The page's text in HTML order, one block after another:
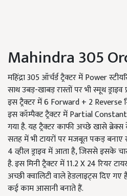
Mahindra 305
महिंद्रा 305 ऑर्चर्ड ट्रैक्टर में Power
साथ उबड़-खाबड़ रास्तों पर भी स्मूथ
इस ट्रैक्टर में 6 Forward + 2 Reverse
इस कॉम्पैक्ट ट्रैक्टर में Partial Constant
गया है. यह ट्रैक्टर काफी अच्छे खासे
सतह में भी टायरों पर मजबूत पकड़ बनाए
4 व्हील ड्राइव में आता है, जिससे इसके
है. इस मिनी ट्रैक्टर में 11.2 X 24 रियर
अच्छी क्वालिटी वाले हेडलाइट्स दिए
कई काम आसानी बनाते हैं.